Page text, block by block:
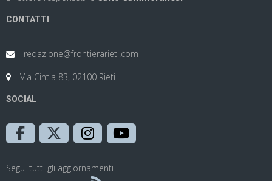
CONTATTI
redazione@frontierarieti.com
Via Cintia 83, 02100 Rieti
SOCIAL
Segui tutti gli aggiornamenti